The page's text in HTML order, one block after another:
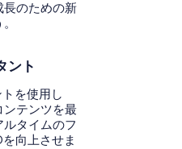
長のための新
ント
を使用し
ンテンツを最
タイムのフ
向上させま